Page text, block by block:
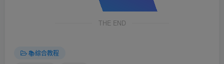
THE END
📚综合教程